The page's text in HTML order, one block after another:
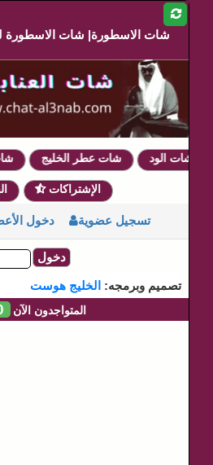
شات الاسطورة| شات الاسطورة
شات عطر الخليج شات الود
الإشتراكات
دخول تسجيل عضوية
دخول
تصميم وبرمجه: الخليج هوست
المتواجدون الآن